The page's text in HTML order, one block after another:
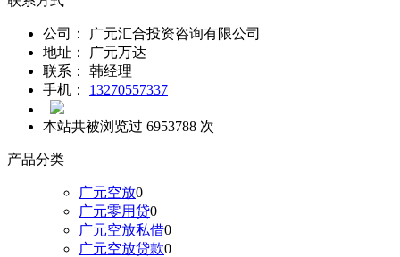
公司：
广元汇合投资咨询有限公司
地址：
广元万达
联系：
韩经理
手机：
13270557337
本站共被浏览过 6953788 次
产品分类
广元空放0
广元零用贷0
广元空放私借0
广元空放贷款0